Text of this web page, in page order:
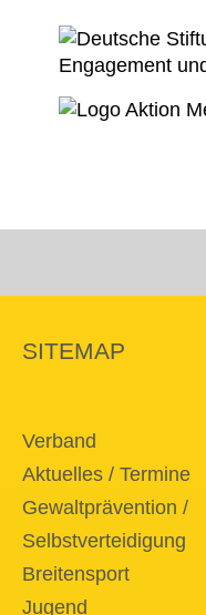
SITEMAP
Verband
Aktuelles / Termine
Gewaltprävention /
Selbstverteidigung
Breitensport
Jugend